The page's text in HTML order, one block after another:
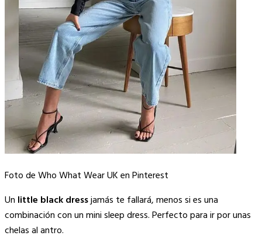
Foto de Who What Wear UK en Pinterest
Un little black dressjamás te fallará, menos si es una
combinación con un mini sleep dress. Perfecto para ir por unas
chelas al antro.